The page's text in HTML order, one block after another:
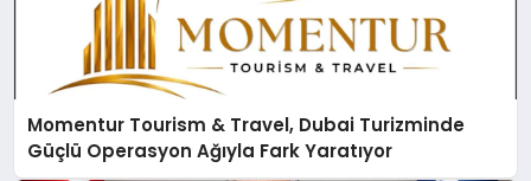
Momentur Tourism & Travel, Dubai Turizminde
Güçlü Operasyon Ağıyla Fark Yaratıyor